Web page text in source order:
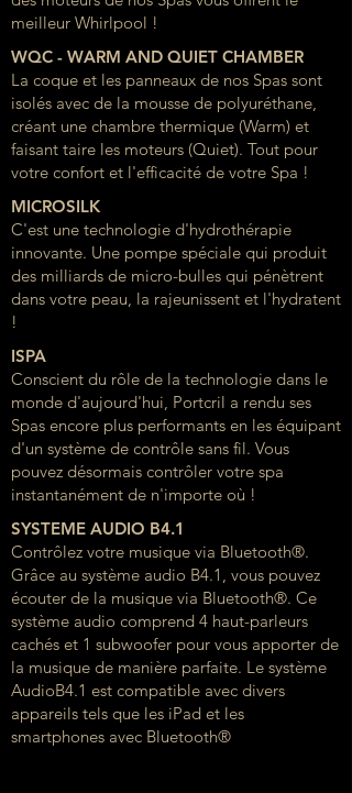
meilleur Whirlpool !
WQC - WARM AND QUIET CHAMBER
La coque et les panneaux de nos Spas sont
isolés avec de la mousse de polyuréthane,
créant une chambre thermique (Warm) et
faisant taire les moteurs (Quiet). Tout pour
votre confort et l'efficacité de votre Spa !
MICROSILK
C'est une technologie d'hydrothérapie
innovante. Une pompe spéciale qui produit
des milliards de micro-bulles qui pénètrent
dans votre peau, la rajeunissent et l'hydratent
!
ISPA
Conscient du rôle de la technologie dans le
monde d'aujourd'hui, Portcril a rendu ses
Spas encore plus performants en les équipant
d'un système de contrôle sans fil. Vous
pouvez désormais contrôler votre spa
instantanément de n'importe où !
SYSTEME AUDIO B4.1
Contrôlez votre musique via Bluetooth®.
Grâce au système audio B4.1, vous pouvez
écouter de la musique via Bluetooth®. Ce
système audio comprend 4 haut-parleurs
cachés et 1 subwoofer pour vous apporter de
la musique de manière parfaite. Le système
AudioB4.1 est compatible avec divers
appareils tels que les iPad et les
smartphones avec Bluetooth®